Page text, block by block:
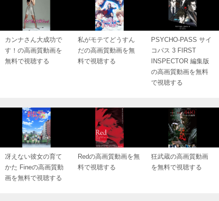
カンナさん大成功で
す！の高画質動画を
無料で視聴する
私がモテてどうすん
だの高画質動画を無
料で視聴する
PSYCHO-PASS サイ
コパス 3 FIRST
INSPECTOR 編集版
の高画質動画を無料
で視聴する
冴えない彼女の育て
かた Fineの高画質動
画を無料で視聴する
Redの高画質動画を無
料で視聴する
狂武蔵の高画質動画
を無料で視聴する